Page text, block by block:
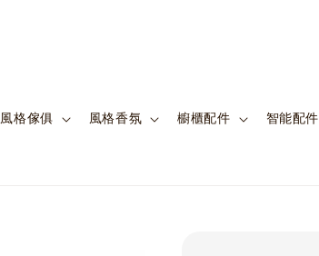
風格傢俱 風格香氛 櫥櫃配件 智能配件